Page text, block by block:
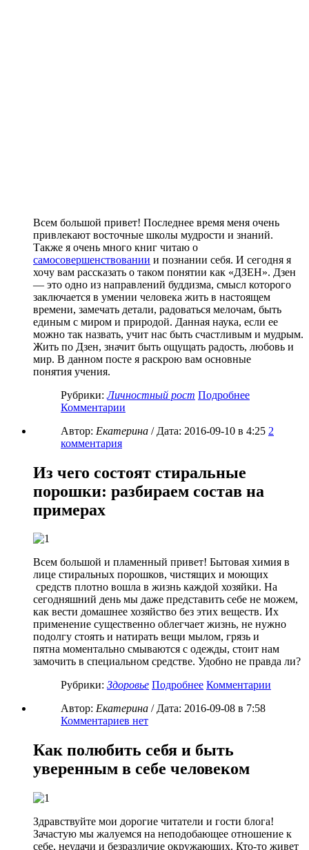
Всем большой привет! Последнее время меня очень
привлекают восточные школы мудрости и знаний.
Также я очень много книг читаю о
самосовершенствовании и познании себя. И сегодня я
хочу вам рассказать о таком понятии как «ДЗЕН». Дзен
— это одно из направлений буддизма, смысл которого
заключается в умении человека жить в настоящем
времени, замечать детали, радоваться мелочам, быть
единым с миром и природой. Данная наука, если ее
можно так назвать, учит нас быть счастливым и мудрым.
Жить по Дзен, значит быть ощущать радость, любовь и
мир. В данном посте я раскрою вам основные
понятия учения.
Рубрики: Личностный рост Подробнее
Комментарии
Автор: Екатерина / Дата: 2016-09-10 в 4:25 2
комментария
Из чего состоят стиральные
порошки: разбираем состав на
примерах
Всем большой и пламенный привет! Бытовая химия в
лице стиральных порошков, чистящих и моющих
средств плотно вошла в жизнь каждой хозяйки. На
сегодняшний день мы даже представить себе не можем,
как вести домашнее хозяйство без этих веществ. Их
применение существенно облегчает жизнь, не нужно
подолгу стоять и натирать вещи мылом, грязь и
пятна моментально смываются с одежды, стоит нам
замочить в специальном средстве. Удобно не правда ли?
Рубрики: Здоровье Подробнее Комментарии
Автор: Екатерина / Дата: 2016-09-08 в 7:58
Комментариев нет
Как полюбить себя и быть
уверенным в себе человеком
Здравствуйте мои дорогие читатели и гости блога!
Зачастую мы жалуемся на неподобающее отношение к
себе, неудачи и безразличие окружающих. Кто-то живет